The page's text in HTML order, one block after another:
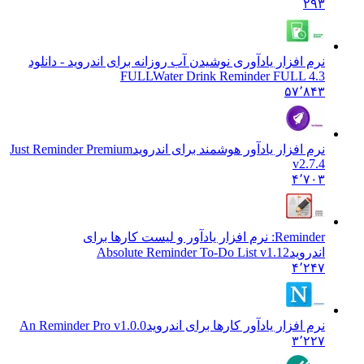
نرم افزار یادآوری نوشیدن آب روزانه برای اندروید - دانلود
FULLWater Drink Reminder FULL 4.3
۵۷٬۸۴۳
نرم افزار یادآور هوشمند برای اندروید Just Reminder Premium
Reminder: نرم افزار یادآور و لیست کارها برای
Absolute Reminder To-Do List v1.12
نرم افزار یادآور کارها برای اندروید An Reminder Pro v1.0.0